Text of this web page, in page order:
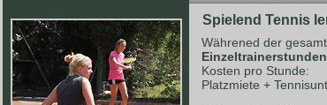
Spielend Tennis
Währened der
Kosten pro Stunde:
Platzmiete +